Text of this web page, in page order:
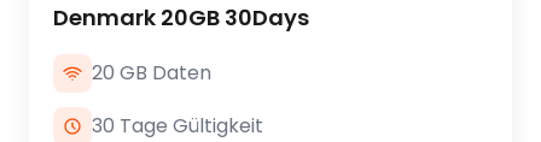
Denmark 20GB 30Days
20 GB Daten
30 Tage Gültigkeit